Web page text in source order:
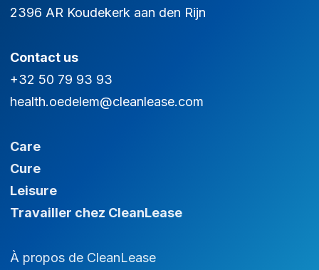
2396 AR Koudekerk aan den Rijn
Contact us
+32 50 79 93 93
health.oedelem@cleanlease.com
Care
Cure
Leisure
Travailler chez CleanLease
À propos de CleanLease